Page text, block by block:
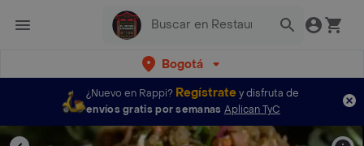
Bogotá
¿Nuevo en Rappi? Regístratey disfruta de
envíos gratis por semanas Aplican TyC